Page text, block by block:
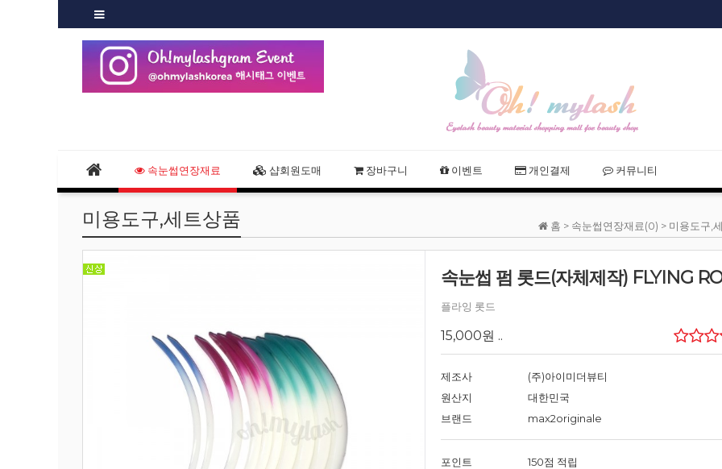
샵회원 할인
속눈썹연장재료 샵회원도매 장바구니 이벤트 개인결제 커뮤니티
홈 > 속눈썹연장재료(0) > 미용도구,
미용도구,세트상품
속눈썹 펌 롯드(자체제작) FLYING
플라잉 롯드
15,000원 ..
제조사
(주)아이미더뷰티
원산지
대한민국
브랜드
max2originale
포인트
150점 적립